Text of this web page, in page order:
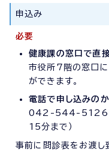
申込み
必要
健康課の窓口で直
市役所7階の窓口に
ができます。
電話で申し込みの
042-544-5126（
15分まで）
事前に問診表をお渡し